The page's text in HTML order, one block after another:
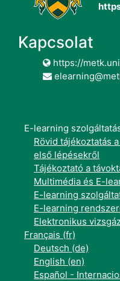
Kapcsolat
https://
E-learning
Rövid tájékoztatás
első lépésekről
Tájékoztató a
Multimédia és E-
E-learning
E-learning
Elektronikus
Français ‎(fr)‎
Deutsch ‎(de)‎
English ‎(en)‎
Español -